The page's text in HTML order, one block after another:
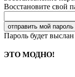
Восстановите свой
Пароль будет
ЭТО МОДНО!